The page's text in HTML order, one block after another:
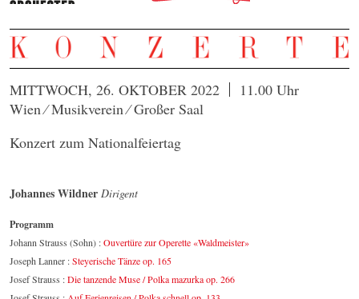
MITTWOCH, 26. OKTOBER 2022
11.00 Uhr
Wien ⁄ Musikverein ⁄ Großer Saal
Konzert zum Nationalfeiertag
Johannes Wildner Dirigent
Programm
Johann Strauss (Sohn) :Ouvertüre zur Operette «Waldmeister»
Joseph Lanner :Steyerische Tänze op. 165
Josef Strauss :Die tanzende Muse / Polka mazurka op. 266